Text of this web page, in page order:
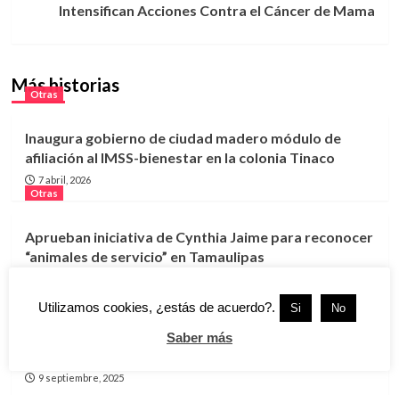
Intensifican Acciones Contra el Cáncer de Mama
Más historias
Otras
Inaugura gobierno de ciudad madero módulo de
afiliación al IMSS-bienestar en la colonia Tinaco
7 abril, 2026
Otras
Aprueban iniciativa de Cynthia Jaime para reconocer
“animales de servicio” en Tamaulipas
Gestionan transporte para pacientes del CRIT
9 septiembre, 2025
Utilizamos cookies, ¿estás de acuerdo?. Si No
Saber más